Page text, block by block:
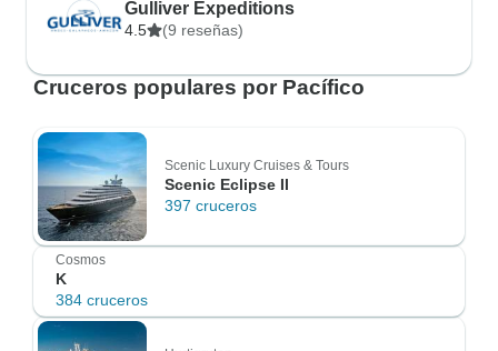
Gulliver Expeditions
4.5 (9 reseñas)
Cruceros populares por Pacífico
Scenic Luxury Cruises & Tours
Scenic Eclipse II
397 cruceros
Cosmos
K
384 cruceros